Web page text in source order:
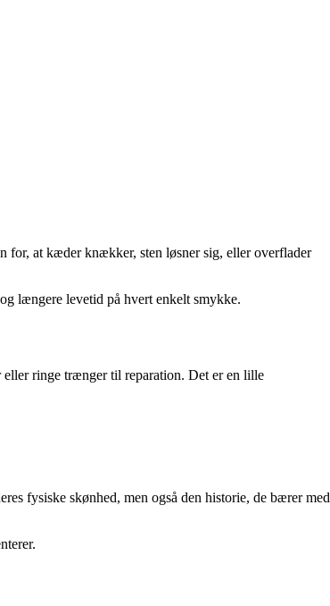
for, at kæder knækker, sten løsner sig, eller overflader
længere levetid på hvert enkelt smykke.
eller ringe trænger til reparation. Det er en lille
fysiske skønhed, men også den historie, de bærer med